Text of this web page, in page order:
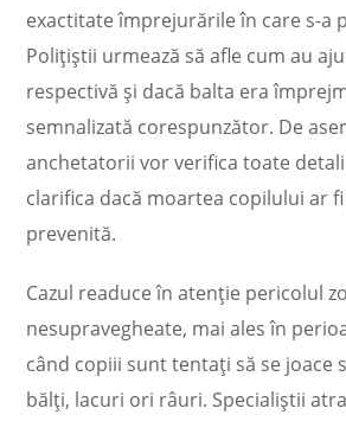
exactitate împrejurările în care s-a
Polițiștii urmează să afle cum au
respectivă și dacă balta era
semnalizată corespunzător. De
anchetatorii vor verifica toate
clarifica dacă moartea copilului ar
prevenită.
Cazul readuce în atenție pericolul
nesupravegheate, mai ales în
când copiii sunt tentați să se joace
bălți, lacuri ori râuri. Specialiștii